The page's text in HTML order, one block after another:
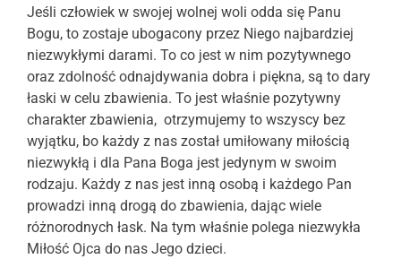
Jeśli człowiek w swojej wolnej woli odda się Panu
Bogu, to zostaje ubogacony przez Niego najbardziej
niezwykłymi darami. To co jest w nim pozytywnego
oraz zdolność odnajdywania dobra i piękna, są to dary
łaski w celu zbawienia. To jest właśnie pozytywny
charakter zbawienia, otrzymujemy to wszyscy bez
wyjątku, bo każdy z nas został umiłowany miłością
niezwykłą i dla Pana Boga jest jedynym w swoim
rodzaju. Każdy z nas jest inną osobą i każdego Pan
prowadzi inną drogą do zbawienia, dając wiele
różnorodnych łask. Na tym właśnie polega niezwykła
Miłość Ojca do nas Jego dzieci.